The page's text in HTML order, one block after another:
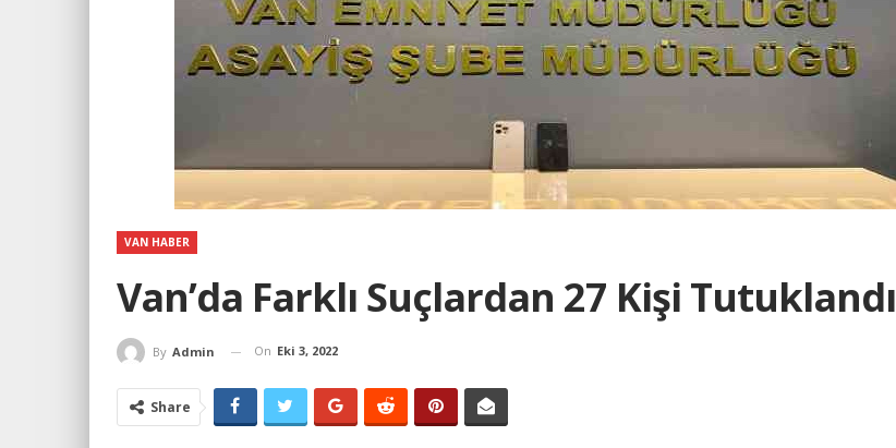
VAN HABER
Van’da Farklı Suçlardan 27 Kişi Tutuklandı
By Admin On Eki 3, 2022
Share